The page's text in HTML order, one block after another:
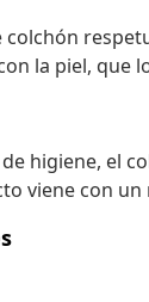
la piel, que
higiene, el
viene con